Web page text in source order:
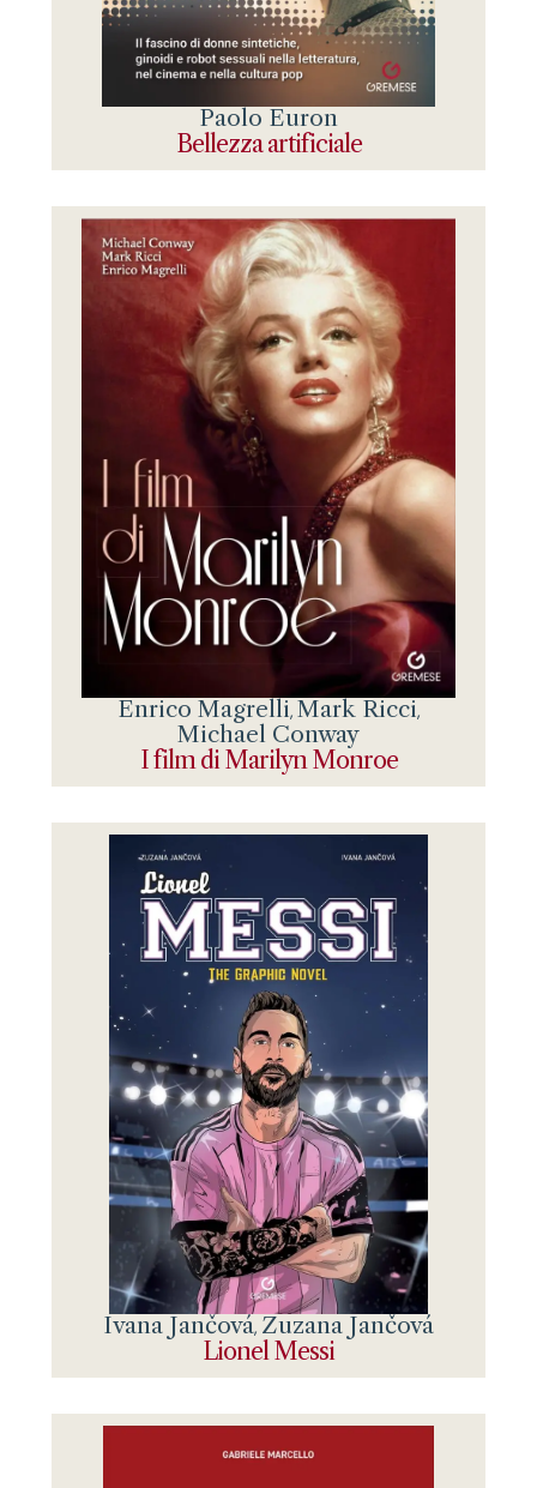
Paolo Euron
Bellezza artificiale
Enrico Magrelli, Mark Ricci,
Michael Conway
I film di Marilyn Monroe
Ivana Jančová, Zuzana Jančová
Lionel Messi